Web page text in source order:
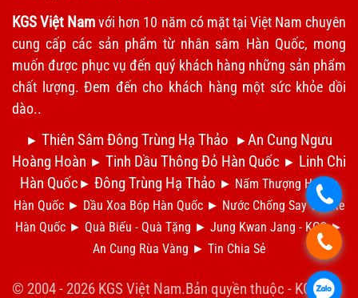
KGS Việt Namvới hơn 10 năm có mặt tại Việt Nam chuyên
cung cấp các sản phẩm từ nhân sâm Hàn Quốc, mong
muốn được phục vụ đến quý khách hàng những sản phẩm
chất lượng. Đem đến cho khách hàng một sức khỏe dồi
dào..
.
.
.
► Thiên Sâm Đông Trùng Hạ Thảo ►An Cung Ngưu
Hoàng Hoàn ► Tinh Dầu Thông Đỏ Hàn Quốc ► Linh Chi
Hàn Quốc ► Đông Trùng Hạ Thảo ► Nấm Thượng Hoàng
Hàn Quốc ► Dầu Xoa Bóp Hàn Quốc ► Nước Chống Say Tàu Xe
Hàn Quốc ► Quà Biếu - Quà Tặng ► Jung Kwan Jang - KGC ►
An Cung Rùa Vàng ► Tin Chia Sẻ
© 2004 - 2026 KGS Việt Nam.Bản quyền thuộc - KGS